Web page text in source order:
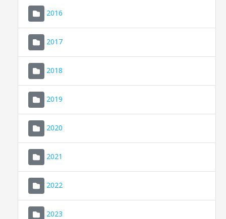
2016
2017
2018
2019
2020
2021
2022
2023